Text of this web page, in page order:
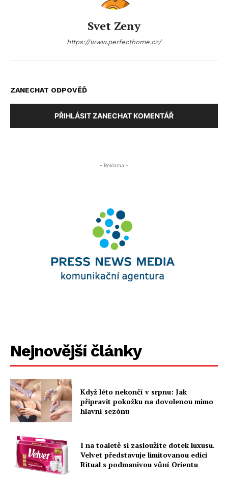
Svet Zeny
https://www.perfecthome.cz/
ZANECHAT ODPOVĚĎ
PŘIHLÁSIT ZANECHAT KOMENTÁŘ
- Reklama -
Nejnovější články
Když léto nekončí v srpnu: Jak
připravit pokožku na dovolenou mimo
hlavní sezónu
I na toaletě si zasloužíte dotek luxusu.
Velvet představuje limitovanou edici
Ritual s podmanivou vůní Orientu